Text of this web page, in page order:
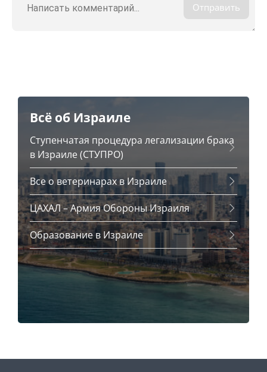
Отправить
Всё об Израиле
Ступенчатая процедура легализации брака
в Израиле (СТУПРО)
Все о ветеринарах в Израиле
ЦАХАЛ – Армия Обороны Израиля
Образование в Израиле